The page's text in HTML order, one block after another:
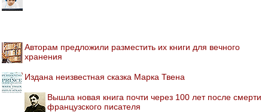
Авторам предложили разместить их книги для вечного
хранения
Издана неизвестная сказка Марка Твена
Вышла новая книга почти через 100 лет после смерти
французского писателя